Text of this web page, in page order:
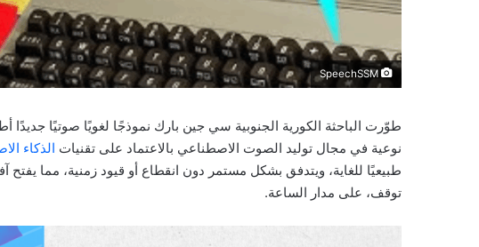
نوعية في مجال توليد الصوت الاصطناعي بالاعتماد على تقنيات الذكاء
طبيعيًا للغاية، ويتدفق بشكل مستمر دون انقطاع أو قيود زمنية، مما
توقف، على مدار الساعة.